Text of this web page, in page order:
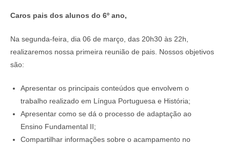
Caros pais dos alunos do 6º ano,
Na segunda-feira, dia 06 de março, das 20h30 às 22h,
realizaremos nossa primeira reunião de pais. Nossos objetivos
são:
Apresentar os principais conteúdos que envolvem o
trabalho realizado em Língua Portuguesa e História;
Apresentar como se dá o processo de adaptação ao
Ensino Fundamental II;
Compartilhar informações sobre o acampamento no